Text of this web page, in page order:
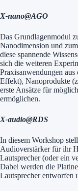
X-nano@AGO
Das Grundlagenmodul
Nanodimension und
diese spannende
sich die weiteren
Praxisanwendungen
Effekt), Nanoprodukte
erste Ansätze für
ermöglichen.
X-audio@RDS
In diesem Workshop
Audioverstärker für ihr
Lautsprecher (oder ein
Dabei werden die
Lautsprecher entworfen